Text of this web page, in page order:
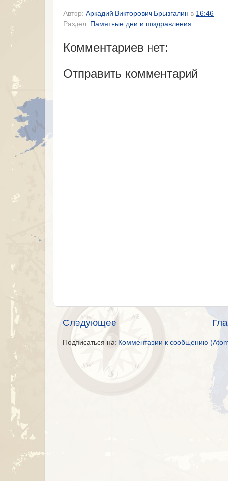
Автор: Аркадий Викторович Брызгалин в 16:46
Раздел: Памятные дни и поздравления
Комментариев нет:
Отправить комментарий
Следующее
Подписаться на: Комментарии к сообщению